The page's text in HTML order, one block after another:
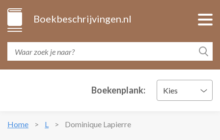
Boekbeschrijvingen.nl
Boekenplank: Kies
Home L Dominique Lapierre